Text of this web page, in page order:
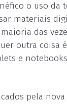
o uso da
materiais
das
outra coisa
e
pela